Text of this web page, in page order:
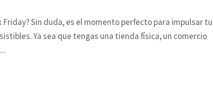
Sin duda, es el momento perfecto para impulsar tu
Ya sea que tengas una tienda física, un comercio